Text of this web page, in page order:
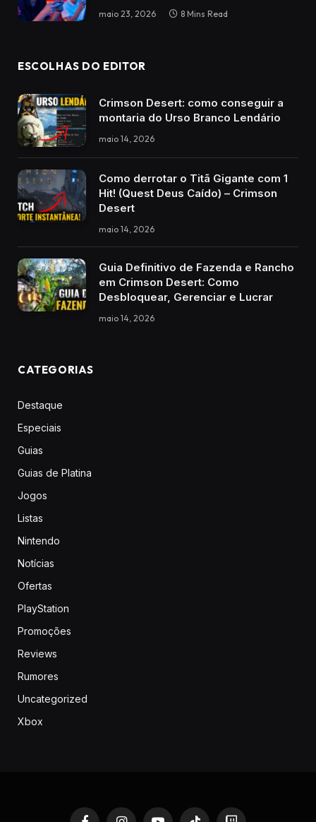
maio 23, 2026 8 Mins Read
ESCOLHAS DO EDITOR
Crimson Desert: como conseguir a
montaria do Urso Branco Lendário
maio 14, 2026
Como derrotar o Titã Gigante com 1
Hit! (Quest Deus Caído) – Crimson
Desert
maio 14, 2026
Guia Definitivo de Fazenda e Rancho
em Crimson Desert: Como
Desbloquear, Gerenciar e Lucrar
maio 14, 2026
CATEGORIAS
Destaque
Especiais
Guias
Guias de Platina
Jogos
Listas
Nintendo
Notícias
Ofertas
PlayStation
Promoções
Reviews
Rumores
Uncategorized
Xbox